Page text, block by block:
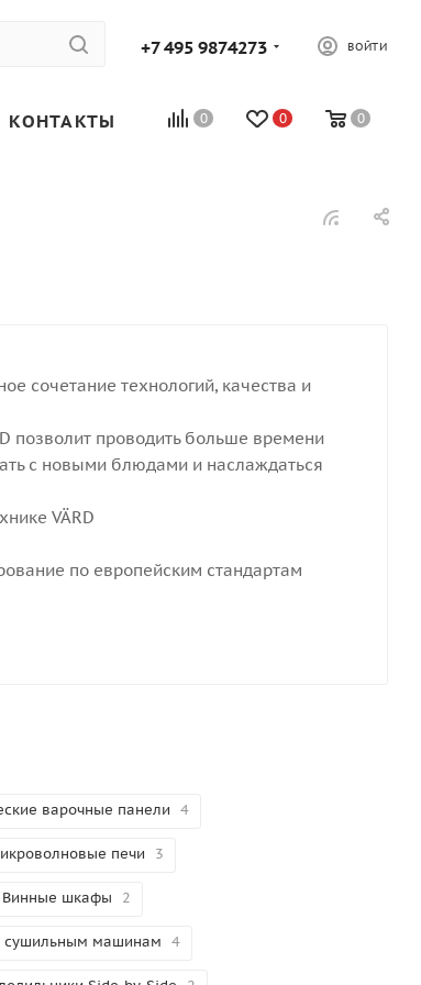
+7 495 9874273 ВОЙТИ
0 0 0
КОНТАКТЫ
сочетание технологий, качества и
позволит проводить больше времени
с новыми блюдами и наслаждаться
VÄRD
по европейским стандартам
варочные панели 4
печи 3
Винные шкафы 2
сушильным машинам 4